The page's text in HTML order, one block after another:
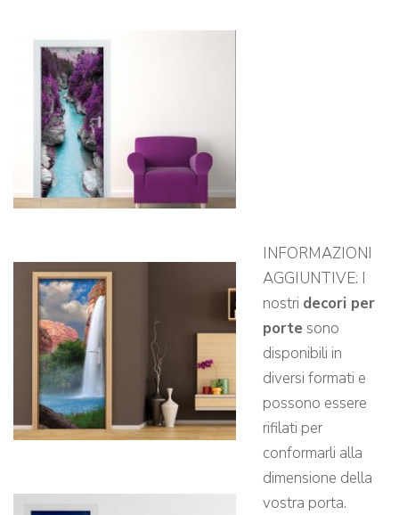
INFORMAZIONI
AGGIUNTIVE: I
nostri decori per
porte sono
disponibili in
diversi formati e
possono essere
rifilati per
conformarli alla
dimensione della
vostra porta.